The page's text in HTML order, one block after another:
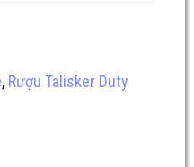
, Rượu Talisker Duty